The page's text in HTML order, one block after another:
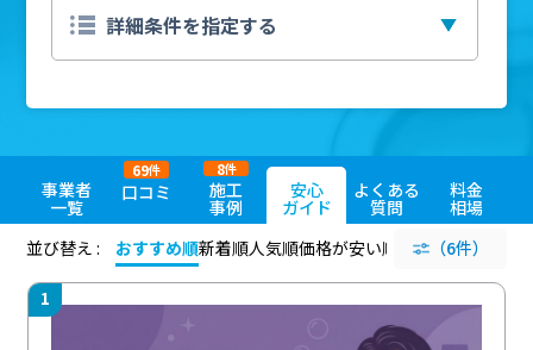
事業者
一覧
口コミ
69件
施工
事例
8件
安心
ガイド
よくある
質問
料金
相場
並び替え :
おすすめ順新着順人気順価格が安い順 評価が高い順
（6件）
1